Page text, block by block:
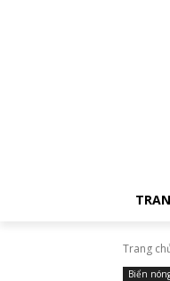
Trang
Biển